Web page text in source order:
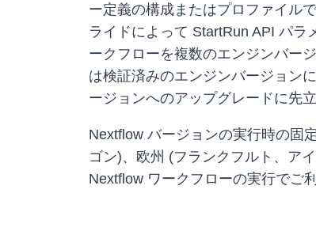
ー定義の構成またはプロファイル
ライドによって StartRun API パ
ークフローを複数のエンジンバー
は検証済みのエンジンバージョン
ージョンへのアップグレードに先
Nextflow バージョンの実行時の固
ゴン)、欧州 (フランクフルト、ア
Nextflow ワークフローの実行でご